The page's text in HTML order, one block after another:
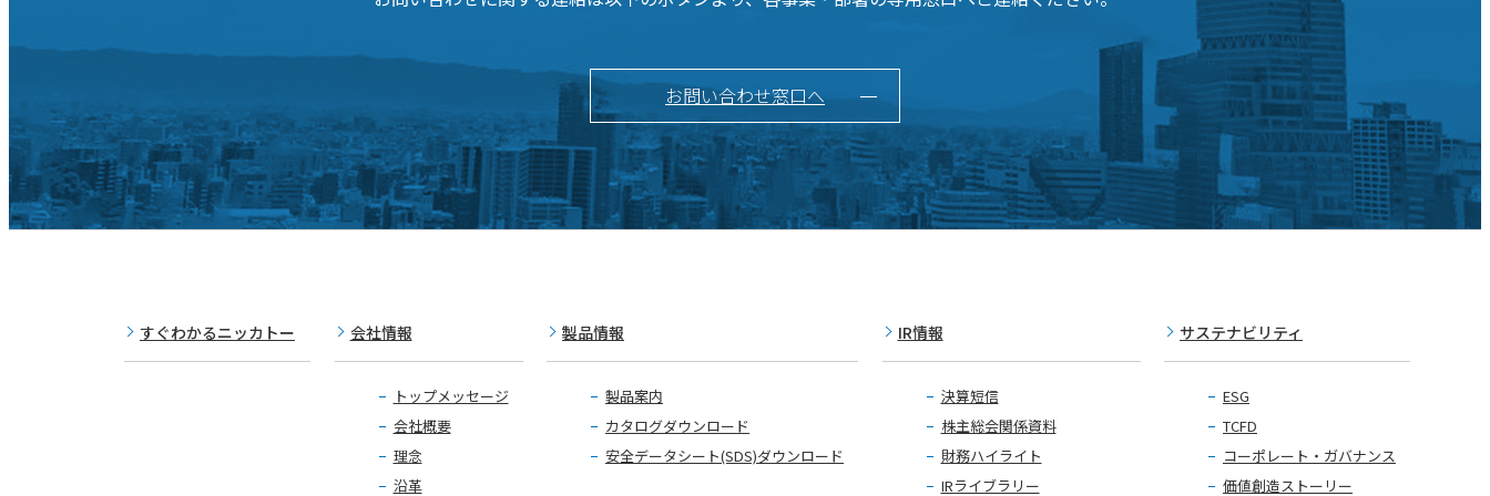
お問い合わせ窓口へ
すぐわかるニッカトー 会社情報
トップメッセージ
会社概要
理念
沿革
製品情報
製品案内
カタログダウンロード
安全データシート(SDS)ダウンロード
IR情報
決算短信
株主総会関係資料
財務ハイライト
IRライブラリー
サステナビリティ
ESG
TCFD
コーポレート・ガバナンス
価値創造ストーリー